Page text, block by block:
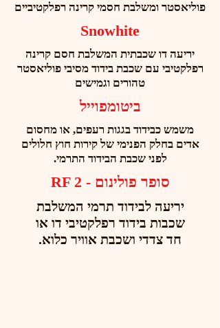
פוליאסטר ומשלבת חסמי קרינה רפלקטיביים
Snowhite
יריעה דו שכבתית המשלבת חסם קרינה
רפלקטיבי עם שכבת בידוד מסיבי פוליאסטר
טהורים וגמישים
ביטומפוייל
משמש כבידוד בגגות רעפים, או מחסום
אדים בחלק הפנימי של קירות חוץ חלולים
לפני שכבת הבידוד התרמי.
סופר פולינום - RF 2
יריעה לבידוד תרמי המשלבת
שכבות בידוד רפלקטיבי דו או
חד צדדי ושכבת אוויר כלוא.